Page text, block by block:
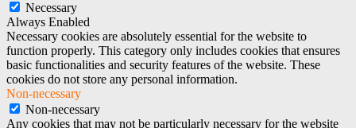
Necessary
Always Enabled
Necessary cookies are absolutely essential for the website to
function properly. This category only includes cookies that ensures
basic functionalities and security features of the website. These
cookies do not store any personal information.
Non-necessary
Non-necessary
Any cookies that may not be particularly necessary for the website